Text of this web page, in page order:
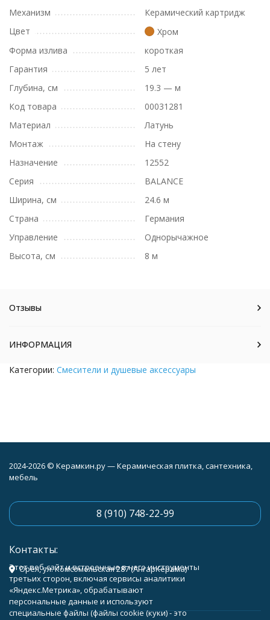
Механизм
Керамический картридж
Цвет
Хром
Форма излива
короткая
Гарантия
5 лет
Глубина, см
19.3 — м
Код товара
00031281
Материал
Латунь
Монтаж
На стену
Назначение
12552
Серия
BALANCE
Ширина, см
24.6 м
Страна
Германия
Управление
Однорычажное
Высота, см
8 м
Отзывы
ИНФОРМАЦИЯ
Категории: Смесители и душевые аксессуары
2024-2026 © Керамкин.ру — Керамическая плитка, сантехника,
мебель
8 (910) 748-22-99
Контакты:
Орёл, ул. Комсомольская 287 (АнгарКерама)
Этот веб-сайт и встроенные в него инструменты
третьих сторон, включая сервисы аналитики
«Яндекс.Метрика», обрабатывают
персональные данные и используют
специальные файлы (файлы cookie (куки) - это